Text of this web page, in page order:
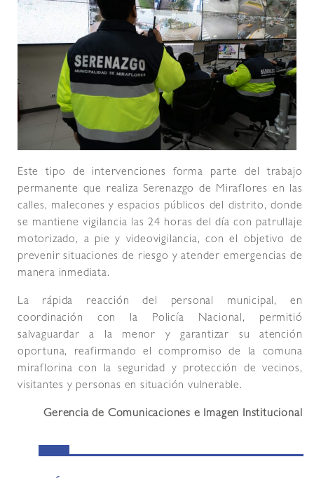
Este tipo de intervenciones forma parte del trabajo
permanente que realiza Serenazgo de Miraflores en las
calles, malecones y espacios públicos del distrito, donde
se mantiene vigilancia las 24 horas del día con patrullaje
motorizado, a pie y videovigilancia, con el objetivo de
prevenir situaciones de riesgo y atender emergencias de
manera inmediata.
La rápida reacción del personal municipal, en
coordinación con la Policía Nacional, permitió
salvaguardar a la menor y garantizar su atención
oportuna, reafirmando el compromiso de la comuna
miraflorina con la seguridad y protección de vecinos,
visitantes y personas en situación vulnerable.
Gerencia de Comunicaciones e Imagen Institucional